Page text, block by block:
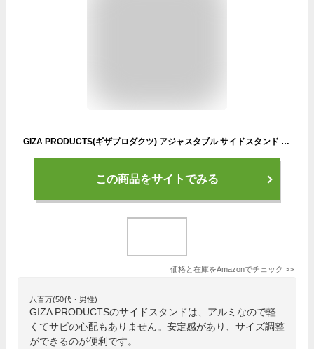
GIZA PRODUCTS(ギザプロダクツ) アジャスタブル サイドスタンド ブラック KSS02900 WTGR
この商品をサイトでみる
価格と在庫をAmazonでチェック >>
八百万(50代・男性)
GIZA PRODUCTSのサイドスタンドは、アルミなので軽
くてサビの心配もありません。安定感があり、サイズ調整
ができるのが便利です。